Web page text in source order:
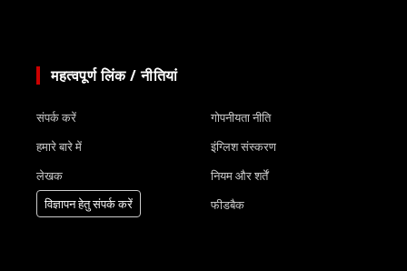
महत्वपूर्ण लिंक / नीतियां
संपर्क करें
हमारे बारे में
लेखक
विज्ञापन हेतु संपर्क करें
गोपनीयता नीति
इंग्लिश संस्करण
नियम और शर्तें
फीडबैक